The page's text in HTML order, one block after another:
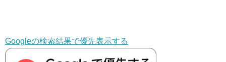
Googleの検索結果で優先表示する